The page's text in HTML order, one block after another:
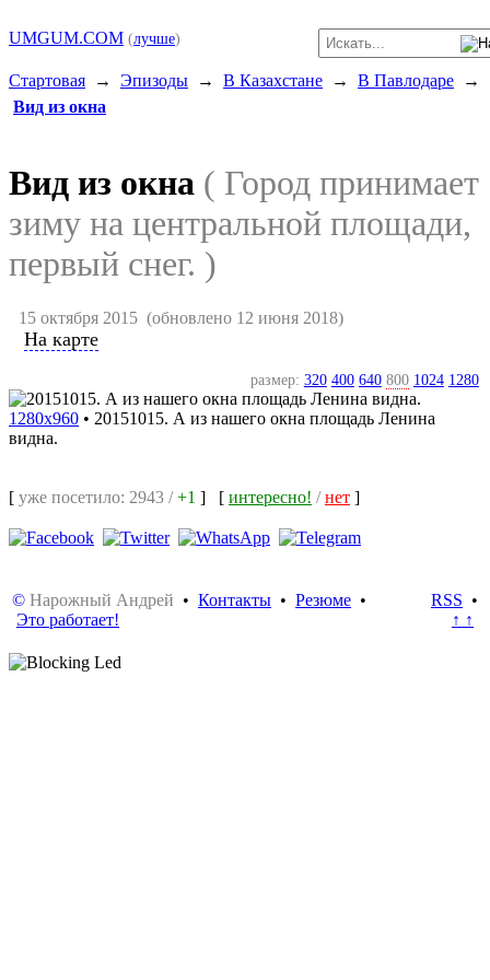
UMGUM.COM (лучше)
Стартовая → Эпизоды → В Казахстане → В Павлодаре →
Вид из окна
Вид из окна ( Город принимает
зиму на центральной площади,
первый снег. )
15 октября 2015(обновлено 12 июня 2018)
На карте
размер: 320 400 640 800 1024 1280
1280x960 • 20151015. А из нашего окна площадь Ленина
видна.
[ уже посетило: 2943 /+1 ] [ интересно! /нет ]
© Нарожный Андрей • Контакты • Резюме •
Это работает!
RSS •
↑ ↑